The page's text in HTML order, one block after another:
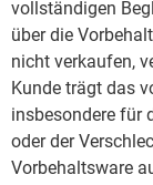
vollständigen
über die
nicht verkaufen,
Kunde trägt das
insbesondere für
oder der
Vorbehaltsware